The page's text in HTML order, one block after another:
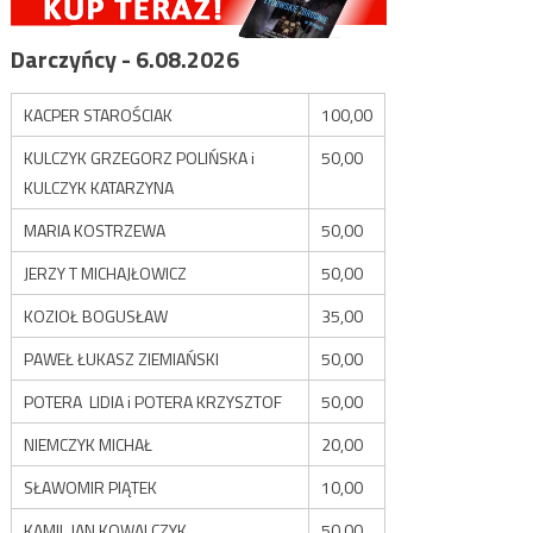
Darczyńcy - 6.08.2026
KACPER STAROŚCIAK
100,00
KULCZYK GRZEGORZ POLIŃSKA i
KULCZYK KATARZYNA
50,00
MARIA KOSTRZEWA
50,00
JERZY T MICHAJŁOWICZ
50,00
KOZIOŁ BOGUSŁAW
35,00
PAWEŁ ŁUKASZ ZIEMIAŃSKI
50,00
POTERA LIDIA i POTERA KRZYSZTOF
50,00
NIEMCZYK MICHAŁ
20,00
SŁAWOMIR PIĄTEK
10,00